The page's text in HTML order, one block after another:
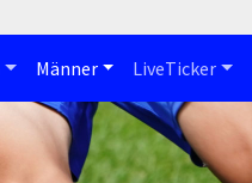
Männer LiveTicker